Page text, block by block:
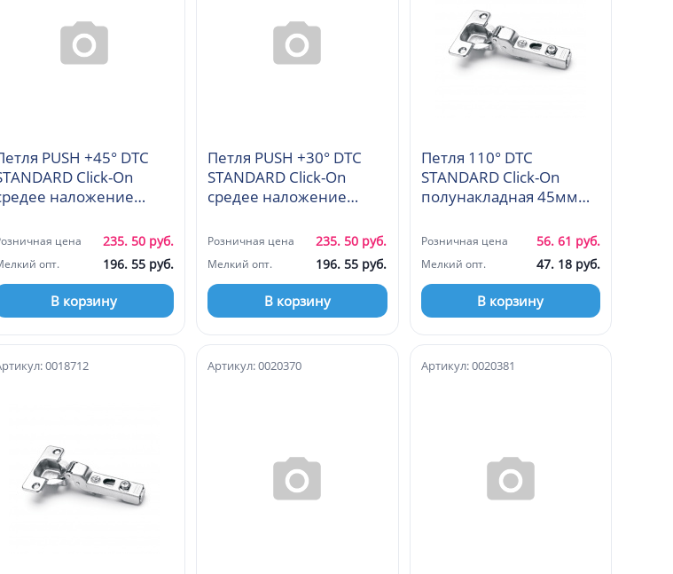
PUSH +45° DTC
Click-On
наложение
цена 235. 50 руб.
опт. 196. 55 руб.
В корзину
Петля PUSH +30° DTC
STANDARD Click-On
средее наложение
Розничная цена 235. 50 руб.
Мелкий опт. 196. 55 руб.
В корзину
Петля 110° DTC
STANDARD Click-On
полунакладная 45мм
Розничная цена 56. 61 руб.
Мелкий опт. 47. 18 руб.
В корзину
0018712 Артикул: 0020370 Артикул: 0020381